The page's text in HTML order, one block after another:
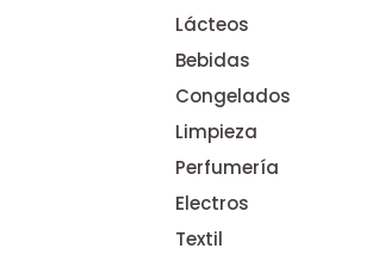
Lácteos
Bebidas
Congelados
Limpieza
Perfumería
Electros
Textil